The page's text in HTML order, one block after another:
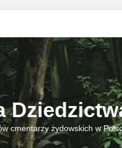
cmentarzy żydowskich w